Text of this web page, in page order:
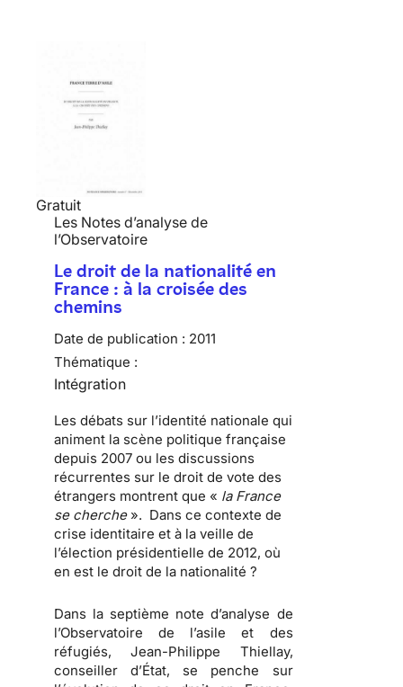
Gratuit
Les Notes d’analyse de
l’Observatoire
Le droit de la nationalité en
France : à la croisée des
chemins
Date de publication : 2011
Thématique :
Intégration
Les débats sur l’identité nationale qui
animent la scène politique française
depuis 2007 ou les discussions
récurrentes sur le droit de vote des
étrangers montrent que « la France
se cherche». Dans ce contexte de
crise identitaire et à la veille de
l’élection présidentielle de 2012, où
en est le droit de la nationalité ?
Dans la septième note d’analyse de
l’Observatoire de l’asile et des
réfugiés,Jean-Philippe Thiellay,
conseiller d’État, se penche sur